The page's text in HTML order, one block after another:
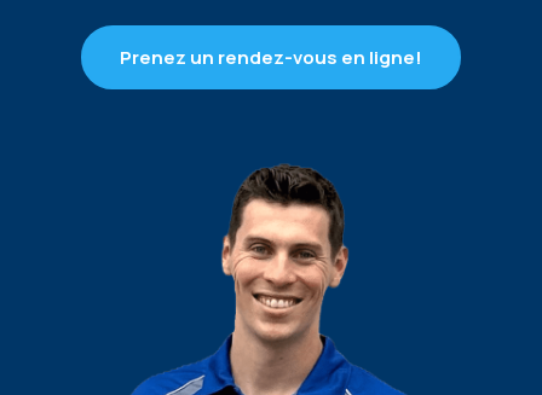
Prenez un rendez-vous en ligne!